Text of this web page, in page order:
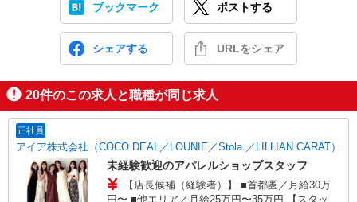
ブックマーク ポストする
シェアする URLをシェア
20件のこの求人と職種が同じ求人
正社員
アイア株式会社（COCO DEAL／LOUNIE／Stola.／LILLIAN CARAT）
未経験歓迎のアパレルショップスタッフ
【店長候補（経験者）】 ■首都圏／月給30万
円〜 ■他エリア／月給25万円〜35万円 【スタッ